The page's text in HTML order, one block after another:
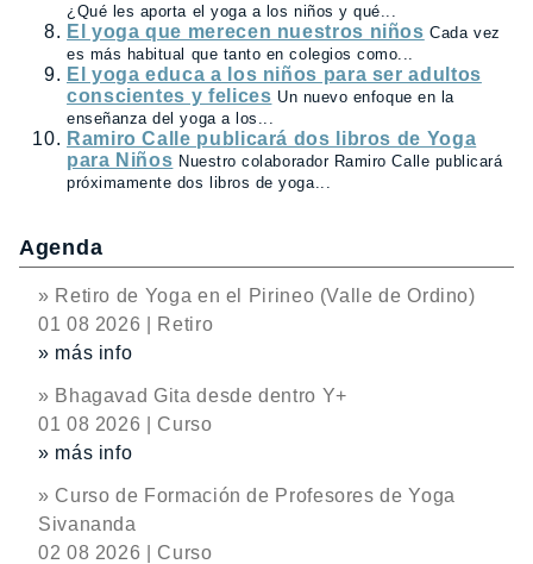
¿Qué les aporta el yoga a los niños y qué...
El yoga que merecen nuestros niños Cada vez
es más habitual que tanto en colegios como...
El yoga educa a los niños para ser adultos
conscientes y felices Un nuevo enfoque en la
enseñanza del yoga a los...
Ramiro Calle publicará dos libros de Yoga
para Niños Nuestro colaborador Ramiro Calle publicará
próximamente dos libros de yoga...
Agenda
» Retiro de Yoga en el Pirineo (Valle de Ordino)
01 08 2026 | Retiro
» más info
» Bhagavad Gita desde dentro Y+
01 08 2026 | Curso
» más info
» Curso de Formación de Profesores de Yoga
Sivananda
02 08 2026 | Curso